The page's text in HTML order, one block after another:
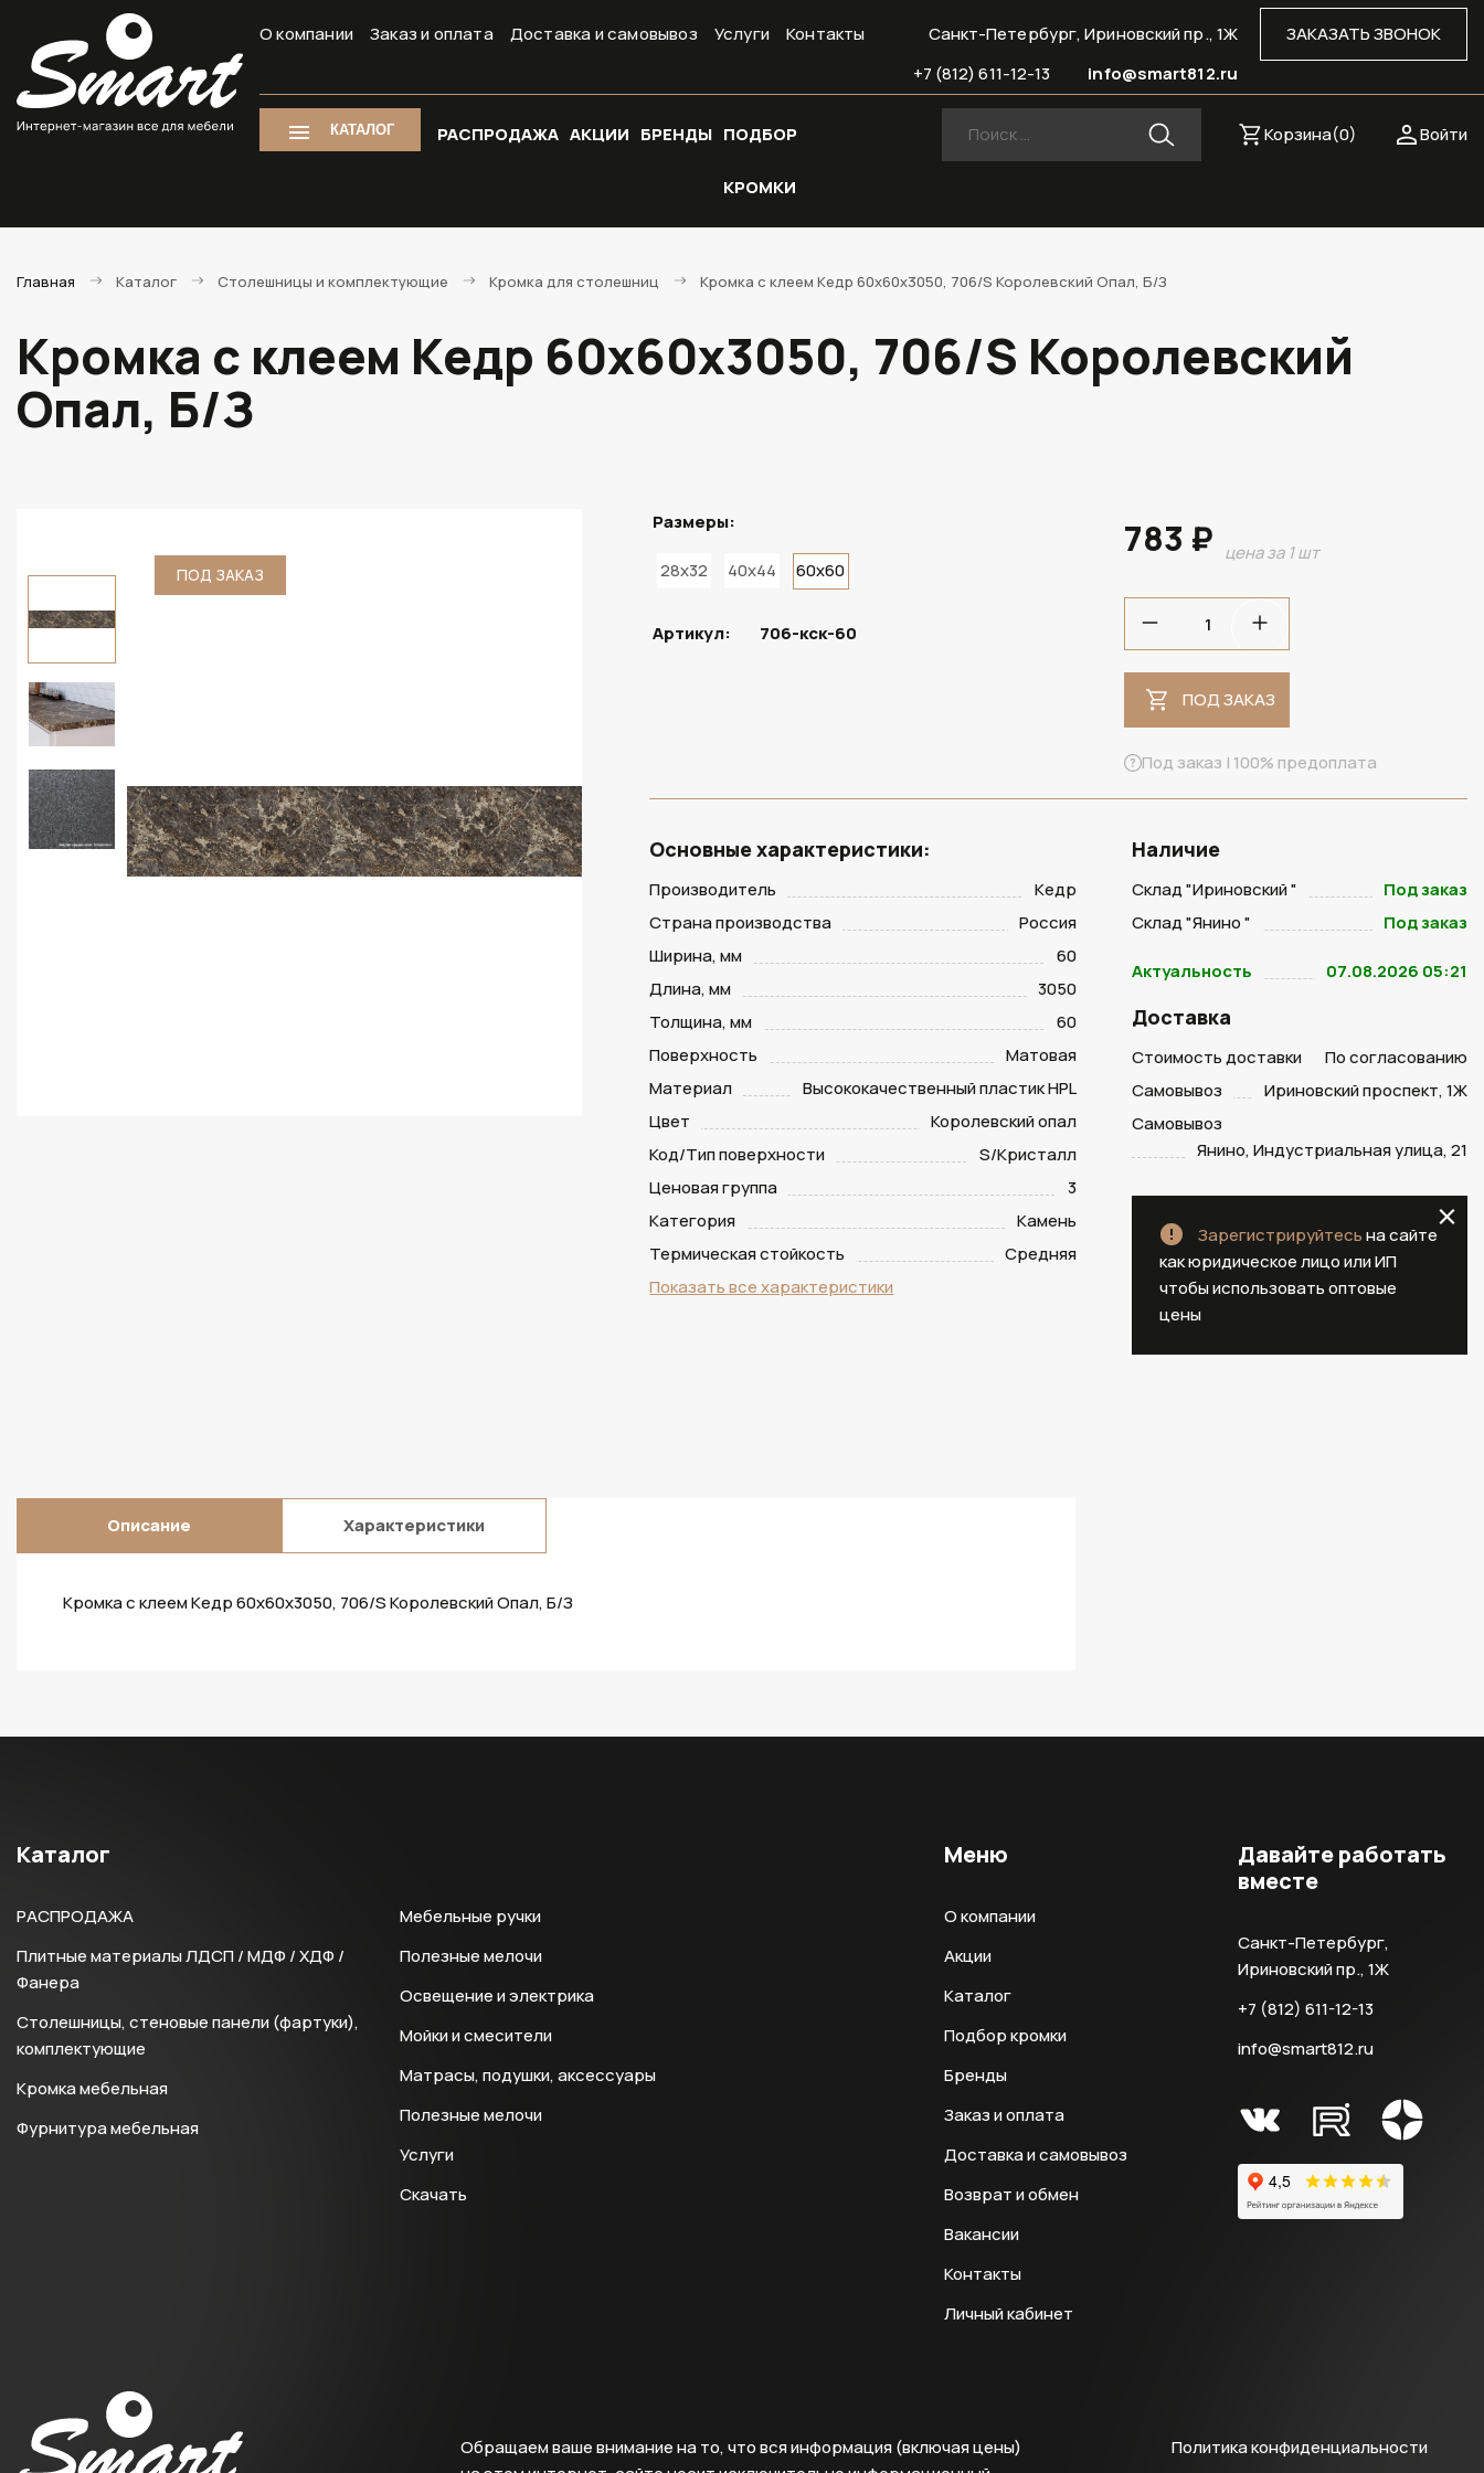
О компании Заказ и оплата Доставка и самовывоз Услуги Контакты ЗАКАЗАТЬ ЗВОНОК
Санкт-Петербург, Ириновский пр., 1Ж
info@smart812.ru
+7 (812) 611-12-13
КАТАЛОГ РАСПРОДАЖА АКЦИИ БРЕНДЫ ПОДБОР
КРОМКИ
Войти
Корзина(0)
Главная Каталог Столешницы и комплектующие Кромка для столешниц Кромка с клеем Кедр 60х60х3050, 706/S Королевский Опал, Б/З
Кромка с клеем Кедр 60х60х3050, 706/S Королевский
Опал, Б/З
ПОД ЗАКАЗ ПОД ЗАКАЗ
Размеры:
28x32 40x44 60x60
Артикул: 706-кск-60
783 ₽ цена за 1 шт
ПОД ЗАКАЗ
Под заказ | 100% предоплата
Основные характеристики:
Производитель
Кедр
Страна производства
Россия
Ширина, мм
60
Длина, мм
3050
Толщина, мм
60
Поверхность
Матовая
Материал
Высококачественный пластик HPL
Цвет
Королевский опал
Код/Тип поверхности
S/Кристалл
Ценовая группа
3
Категория
Камень
Термическая стойкость
Средняя
Показать все характеристики
Наличие
Склад "Ириновский "
Под заказ
Склад "Янино "
Под заказ
Актуальность 07.08.2026 05:21
Доставка
Стоимость доставки
По согласованию
Самовывоз
Ириновский проспект, 1Ж
Самовывоз
Янино, Индустриальная улица, 21
Зарегистрируйтесьна сайте
как юридическое лицо или ИП
чтобы использовать оптовые
цены
Описание Характеристики
Кромка с клеем Кедр 60х60х3050, 706/S Королевский Опал, Б/З
Каталог
РАСПРОДАЖА
Плитные материалы ЛДСП / МДФ / ХДФ /
Фанера
Столешницы, стеновые панели (фартуки),
комплектующие
Кромка мебельная
Фурнитура мебельная
Мебельные ручки
Полезные мелочи
Освещение и электрика
Мойки и смесители
Матрасы, подушки, аксессуары
Полезные мелочи
Услуги
Скачать
Меню
О компании
Акции
Каталог
Подбор кромки
Бренды
Заказ и оплата
Доставка и самовывоз
Возврат и обмен
Вакансии
Контакты
Личный кабинет
Давайте работать
вместе
Санкт-Петербург,
Ириновский пр., 1Ж
+7 (812) 611-12-13
info@smart812.ru
Политика конфиденциальности
Обращаем ваше внимание на то, что вся информация (включая цены)